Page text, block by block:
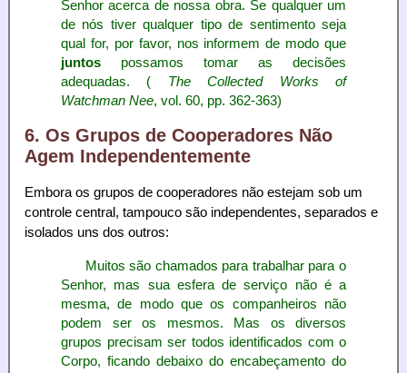
Senhor acerca de nossa obra. Se qualquer um
de nós tiver qualquer tipo de sentimento seja
qual for, por favor, nos informem de modo que
juntos possamos tomar as decisões
adequadas. ( The Collected Works of
Watchman Nee, vol. 60, pp. 362-363)
6. Os Grupos de Cooperadores Não
Agem Independentemente
Embora os grupos de cooperadores não estejam sob um
controle central, tampouco são independentes, separados e
isolados uns dos outros:
Muitos são chamados para trabalhar para o
Senhor, mas sua esfera de serviço não é a
mesma, de modo que os companheiros não
podem ser os mesmos. Mas os diversos
grupos precisam ser todos identificados com o
Corpo, ficando debaixo do encabeçamento do